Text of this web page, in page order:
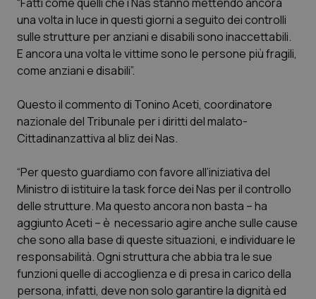
Studi e Analisi
Lettere al direttore
Edizioni Regionali
QS Pro
Professionisti Sanitari.AI
Abruzzo
Basilicata
Calabria
QS Pro Gold
Artrite & artrosi
Asma & BPCO
QS Club Newsletter
una volta in luce in questi giorni a seguito dei controlli
sulle strutture per anziani e disabili sono inaccettabili.
E ancora una volta le vittime sono le persone più fragili,
come anziani e disabili”.
Questo il commento di Tonino Aceti, coordinatore
nazionale del Tribunale per i diritti del malato-
Cittadinanzattiva al bliz dei Nas.
“Per questo guardiamo con favore all’iniziativa del
Ministro di istituire la task force dei Nas per il controllo
delle strutture. Ma questo ancora non basta – ha
aggiunto Aceti – è necessario agire anche sulle cause
che sono alla base di queste situazioni, e individuare le
responsabilità. Ogni struttura che abbia tra le sue
funzioni quelle di accoglienza e di presa in carico della
persona, infatti, deve non solo garantire la dignità ed